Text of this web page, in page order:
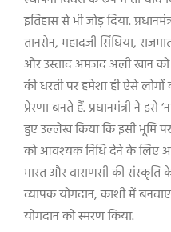
इतिहास से भी जोड़ दिया.
तानसेन,महादजी सिंधिया,
और उस्ताद अमजद अली खान को
की धरती पर हमेशा ही ऐसे
प्रेरणा बनते हैं. प्रधानमंत्री ने इसे‘
हुए उल्‍लेख किया कि इसी भूमि पर
को आवश्‍यक निधि देने के लिए
भारत और वाराणसी की संस्कृति
व्‍यापक योगदान,काशी में
योगदान को स्‍मरण किया.